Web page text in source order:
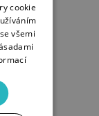
cookie
všemi